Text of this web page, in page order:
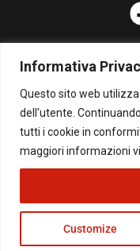
Informativa
Questo sito web
dell'utente.
tutti i cookie in
maggiori informazioni
Customize
© Copyright 2026 - Il Blog